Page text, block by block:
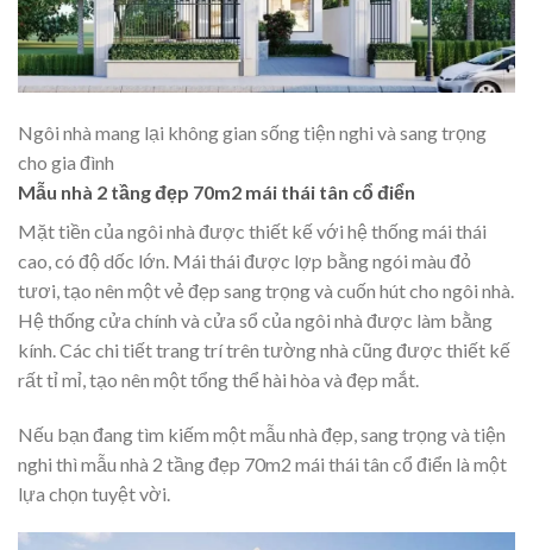
Ngôi nhà mang lại không gian sống tiện nghi và sang trọng
cho gia đình
Mẫu nhà 2 tầng đẹp 70m2 mái thái tân cổ điển
Mặt tiền của ngôi nhà được thiết kế với hệ thống mái thái
cao, có độ dốc lớn. Mái thái được lợp bằng ngói màu đỏ
tươi, tạo nên một vẻ đẹp sang trọng và cuốn hút cho ngôi nhà.
Hệ thống cửa chính và cửa sổ của ngôi nhà được làm bằng
kính. Các chi tiết trang trí trên tường nhà cũng được thiết kế
rất tỉ mỉ, tạo nên một tổng thể hài hòa và đẹp mắt.
Nếu bạn đang tìm kiếm một mẫu nhà đẹp, sang trọng và tiện
nghi thì mẫu nhà 2 tầng đẹp 70m2 mái thái tân cổ điển là một
lựa chọn tuyệt vời.